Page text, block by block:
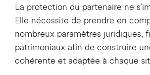
La protection du partenaire ne
Elle nécessite de prendre en
nombreux paramètres juridiques,
patrimoniaux afin de construire
cohérente et adaptée à chaque